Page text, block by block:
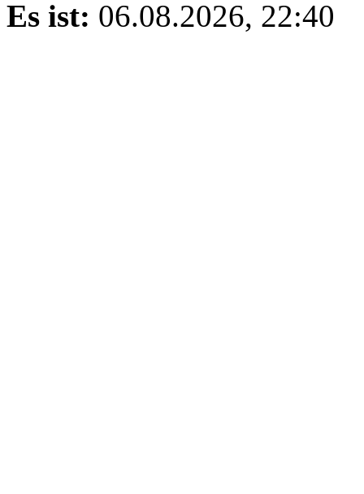
Es ist: 06.08.2026, 22:40